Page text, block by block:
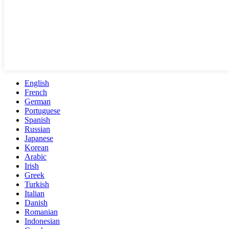
English
French
German
Portuguese
Spanish
Russian
Japanese
Korean
Arabic
Irish
Greek
Turkish
Italian
Danish
Romanian
Indonesian